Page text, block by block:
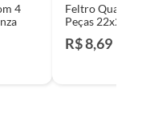
4
Feltro
Peças
R$ 8,69